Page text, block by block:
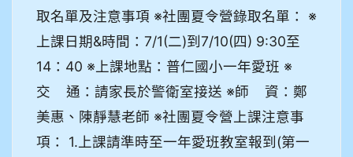
取名單及注意事項 ※社團夏令營錄取名單： ※
上課日期&時間：7/1(二)到7/10(四) 9:30至
14：40 ※上課地點：普仁國小一年愛班 ※
交 通：請家長於警衛室接送 ※師 資：鄭
美惠、陳靜慧老師 ※社團夏令營上課注意事
項： 1.上課請準時至一年愛班教室報到(第一